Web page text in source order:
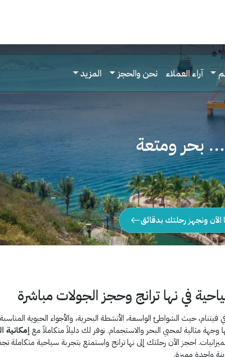
آراء العملاء نحن والحجز المزيد
بحر ومتعة
الآن ونجهز رحلتك بدقائق
في نها ترانج وحجز الجولات مباشرة
حيث الشواطئ الواسعة، الأنشطة البحرية، والأجواء الحيوية المناسبة
وجهة مثالية لمحبي البحر والاستجمام. نوفر لك دليلاً متكاملاً معإمكانية
احجز الآن رحلتك إلى نها ترانج واستمتع بتجربة سياحية متكاملة
واحدة مميزة.